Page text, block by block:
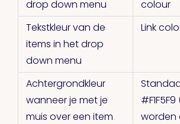
drop down menu
colour
Tekstkleur van de
items in het drop
down menu
Link
Achtergrondkleur
wanneer je met je
muis over een item
worden